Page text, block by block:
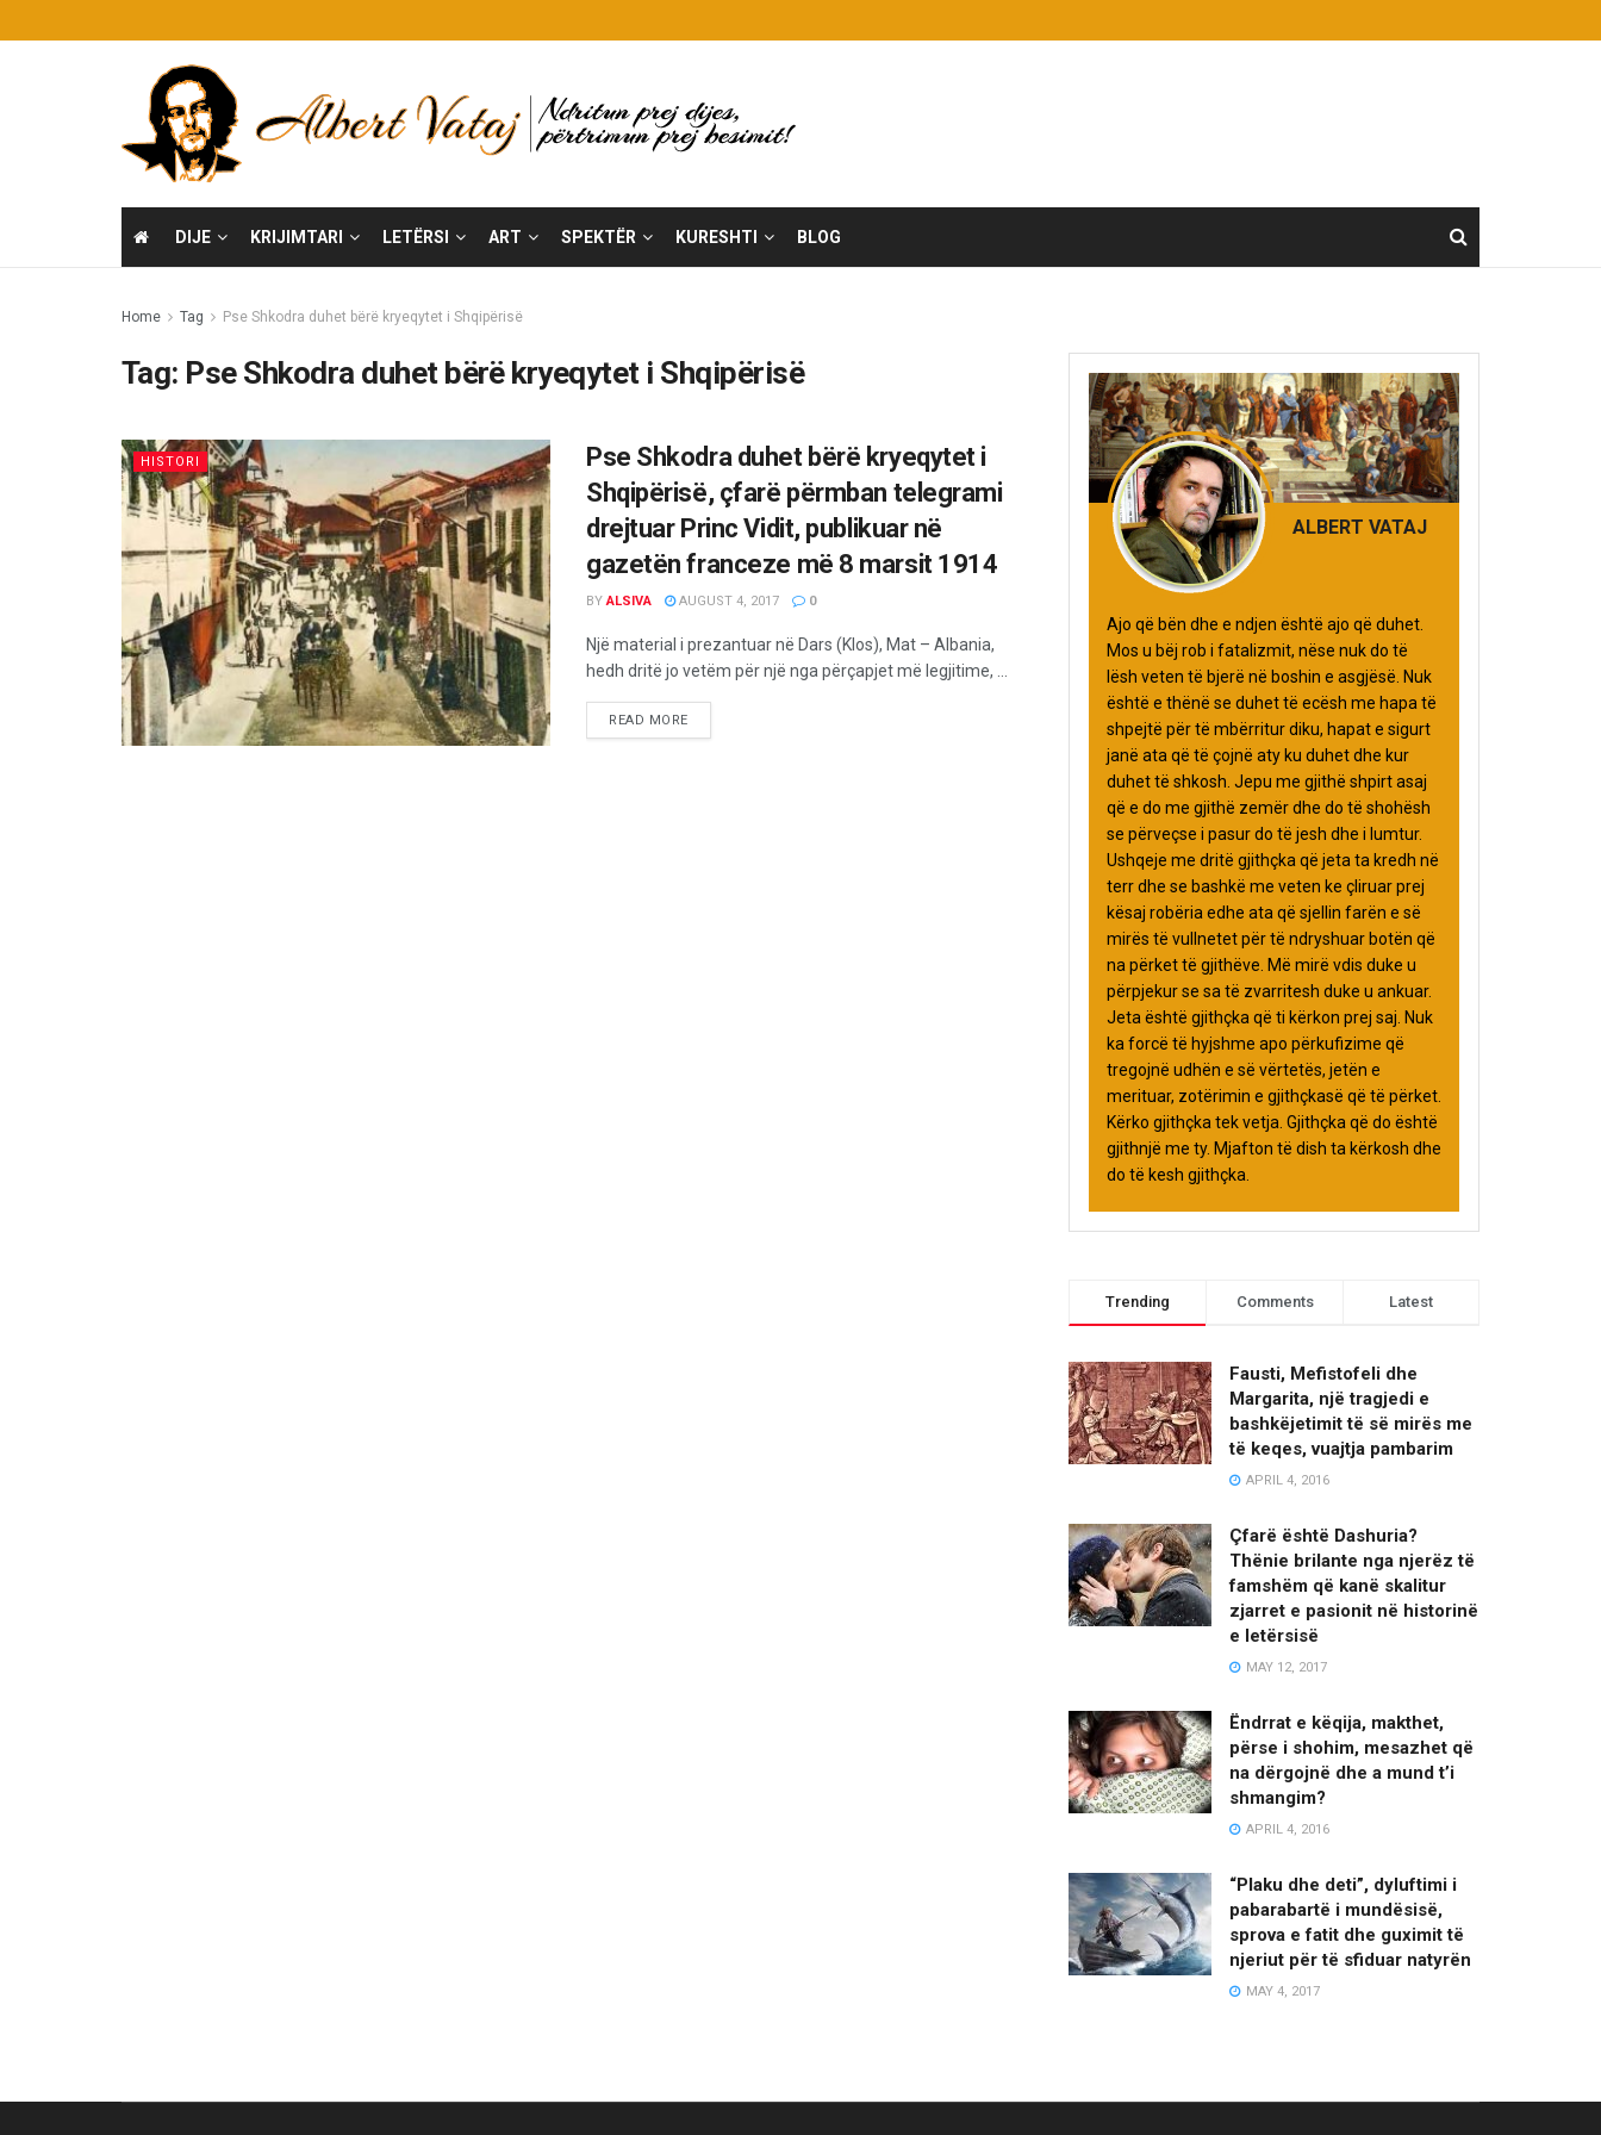
DIJE KRIJIMTARI LETËRSI ART SPEKTËR KURESHTI BLOG
Home Tag Pse Shkodra duhet bërë kryeqytet i Shqipërisë
Tag: Pse Shkodra duhet bërë kryeqytet i Shqipërisë
HISTORI
Pse Shkodra duhet bërë kryeqytet i
Shqipërisë, çfarë përmban telegrami
drejtuar Princ Vidit, publikuar në
gazetën franceze më 8 marsit 1914
BY ALSIVA AUGUST 4, 2017 0
Një material i prezantuar në Dars (Klos), Mat – Albania,
hedh dritë jo vetëm për një nga përçapjet më legjitime, ...
READ MORE
ALBERT VATAJ
Ajo që bën dhe e ndjen është ajo që duhet.
Mos u bëj rob i fatalizmit, nëse nuk do të
lësh veten të bjerë në boshin e asgjësë. Nuk
është e thënë se duhet të ecësh me hapa të
shpejtë për të mbërritur diku, hapat e sigurt
janë ata që të çojnë aty ku duhet dhe kur
duhet të shkosh. Jepu me gjithë shpirt asaj
që e do me gjithë zemër dhe do të shohësh
se përveçse i pasur do të jesh dhe i lumtur.
Ushqeje me dritë gjithçka që jeta ta kredh në
terr dhe se bashkë me veten ke çliruar prej
kësaj robëria edhe ata që sjellin farën e së
mirës të vullnetet për të ndryshuar botën që
na përket të gjithëve. Më mirë vdis duke u
përpjekur se sa të zvarritesh duke u ankuar.
Jeta është gjithçka që ti kërkon prej saj. Nuk
ka forcë të hyjshme apo përkufizime që
tregojnë udhën e së vërtetës, jetën e
merituar, zotërimin e gjithçkasë që të përket.
Kërko gjithçka tek vetja. Gjithçka që do është
gjithnjë me ty. Mjafton të dish ta kërkosh dhe
do të kesh gjithçka.
Trending Comments Latest
Fausti, Mefistofeli dhe
Margarita, një tragjedi e
bashkëjetimit të së mirës me
të keqes, vuajtja pambarim
APRIL 4, 2016
Çfarë është Dashuria?
Thënie brilante nga njerëz të
famshëm që kanë skalitur
zjarret e pasionit në historinë
e letërsisë
MAY 12, 2017
Ëndrrat e këqija, makthet,
përse i shohim, mesazhet që
na dërgojnë dhe a mund t’i
shmangim?
APRIL 4, 2016
“Plaku dhe deti”, dyluftimi i
pabarabartë i mundësisë,
sprova e fatit dhe guximit të
njeriut për të sfiduar natyrën
MAY 4, 2017